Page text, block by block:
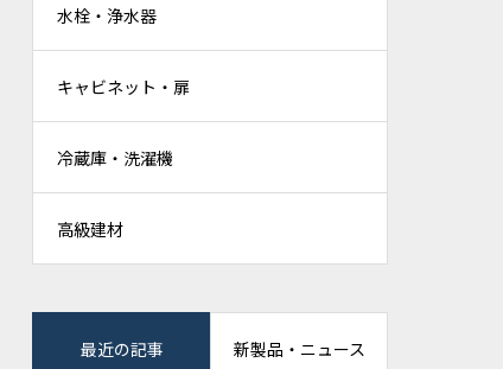
水栓・浄水器
キャビネット・扉
冷蔵庫・洗濯機
高級建材
最近の記事 新製品・ニュース